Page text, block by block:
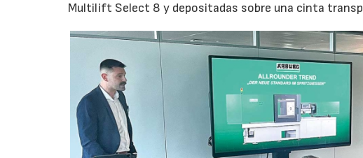
Multilift Select 8 y depositadas sobre una cinta